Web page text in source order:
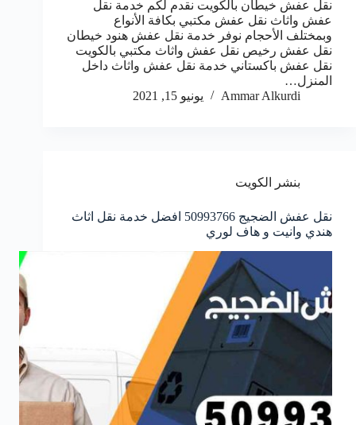
نقل عفش خيطان بالكويت نقدم لكم خدمة نقل
عفش واثاث نقل عفش مكتبي بكافة الأنواع
وبمختلف الأحجام نوفر خدمة نقل عفش هنود خيطان
نقل عفش رخيص نقل عفش واثاث مكتبي بالكويت
نقل عفش باكستاني خدمة نقل عفش واثاث داخل
المنزل…
Ammar Alkurdi
يونيو 15, 2021
بنشر الكويت
نقل عفش الضجيج 50993766 افضل خدمة نقل اثاث
هندي وانيت و هاف لوري